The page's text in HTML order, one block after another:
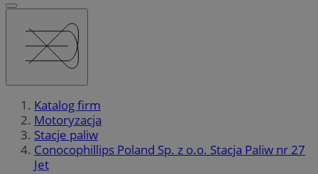
Katalog firm
Motoryzacja
Stacje paliw
Conocophillips Poland Sp. z o.o. Stacja Paliw nr 27
Jet